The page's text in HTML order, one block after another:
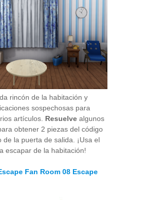
rincón de la habitación y
sospechosas para
artículos. Resuelve algunos
obtener 2 piezas del código
de la puerta de salida. ¡Usa el
escapar de la habitación!
Fan Room 08 Escape